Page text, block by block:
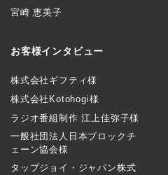
宮崎 恵美子
お客様インタビュー
株式会社ギフティ様
株式会社Kotohogi様
ラジオ番組制作 江上佳弥子様
一般社団法人日本ブロックチ
ェーン協会様
タップジョイ・ジャパン株式